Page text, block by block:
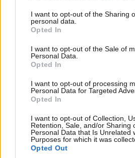
not limited to your visit or usage
grant or deny consent to Google and
use your data for below specified
consent section.
I want to opt-out of the Sharing
personal data.
Opted In
I want to opt-out of the Sale of
Personal Data.
Opted In
I want to opt-out of processing
Personal Data for Targeted
Opted In
I want to opt-out of Collection,
Retention, Sale, and/or Sharing
Personal Data that Is Unrelated
Purposes for which it was
Opted Out
Διαβάστε και ακολουθήστε τους
Χρήστος Θ. 20·06·2026
σύμμαχοι μας στον αγώνα για
χώρας από τον τουρκικό ζυγό,
από την Ρωσία. Με τήν υπέροχη